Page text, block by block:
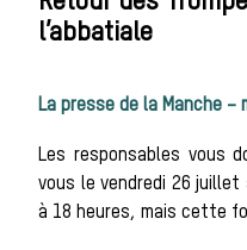
Les
l’abbatiale
La presse de la Manche –
Les responsables vous
vous le vendredi 26
à 18 heures, mais cette